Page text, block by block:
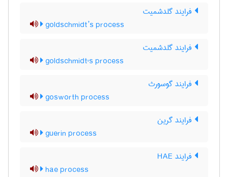
فرایند گلدشمیت
goldschmidt’s process
فرایند گلدشمیت
goldschmidt's process
فرایند گوسورث
gosworth process
فرایند گرین
guerin process
فرایند HAE
hae process